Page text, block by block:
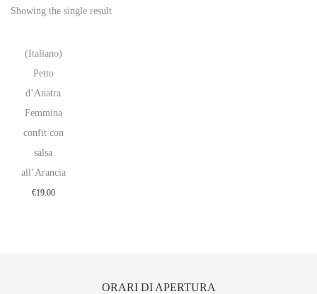
Showing the single result
(Italiano)
Petto
d’Anatra
Femmina
confit con
salsa
all’Arancia
€19.00
ORARIDI APERTURA